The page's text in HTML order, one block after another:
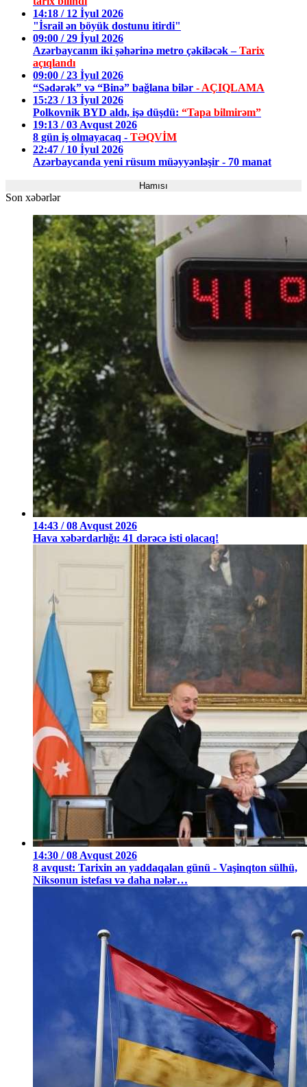
14:18 / 12 İyul 2026
"İsrail ən böyük dostunu itirdi"
09:00 / 29 İyul 2026
Azərbaycanın iki şəhərinə metro çəkiləcək –Tarix
açıqlandı
09:00 / 23 İyul 2026
“Sədərək” və “Binə” bağlana bilər - AÇIQLAMA
15:23 / 13 İyul 2026
Polkovnik BYD aldı, işə düşdü: “Tapa bilmirəm”
19:13 / 03 Avqust 2026
8 gün iş olmayacaq - TƏQVİM
22:47 / 10 İyul 2026
Azərbaycanda yeni rüsum müəyyənləşir - 70 manat
Hamısı
Son xəbərlər
14:43 / 08 Avqust 2026
Hava xəbərdarlığı: 41 dərəcə isti olacaq!
14:30 / 08 Avqust 2026
8 avqust: Tarixin ən yaddaqalan günü - Vaşinqton sülhü,
Niksonun istefası və daha nələr…